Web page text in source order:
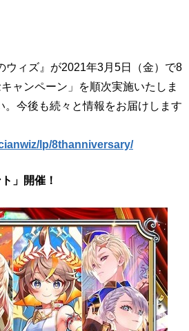
ウィズ』が2021年3月5日（金）で8
ャンペーン」を順次実施いたしま
今後も続々と情報をお届けします
lp/8thanniversary/
」開催！